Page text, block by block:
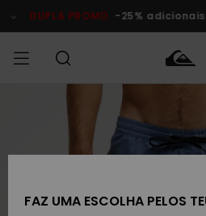
do
DUPLA PROMO -25% adicionais
MENINO
MULHER
chegados
Homem
Crianças
Neve
Homem
Artigos
Homem
Criança
encomenda
Devoluções
FAZ UMA ESCOLHA PELOS